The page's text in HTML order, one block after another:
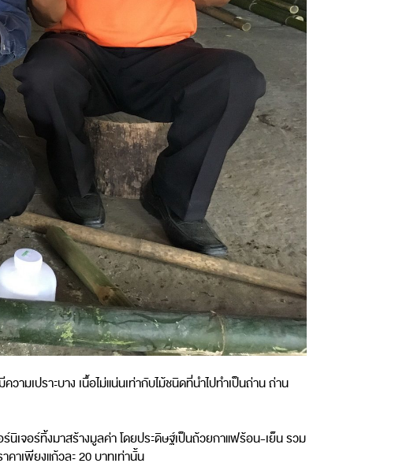
วามเปราะบาง เนื้อไม่แน่นเท่ากับไม้ชนิดที่นำไปทำเป็นถ่าน ถ่าน
เจอร์ทิ้งมาสร้างมูลค่า โดยประดิษฐ์เป็นถ้วยกาแฟร้อน-เย็น รวม
าเพียงแก้วละ 20 บาทเท่านั้น